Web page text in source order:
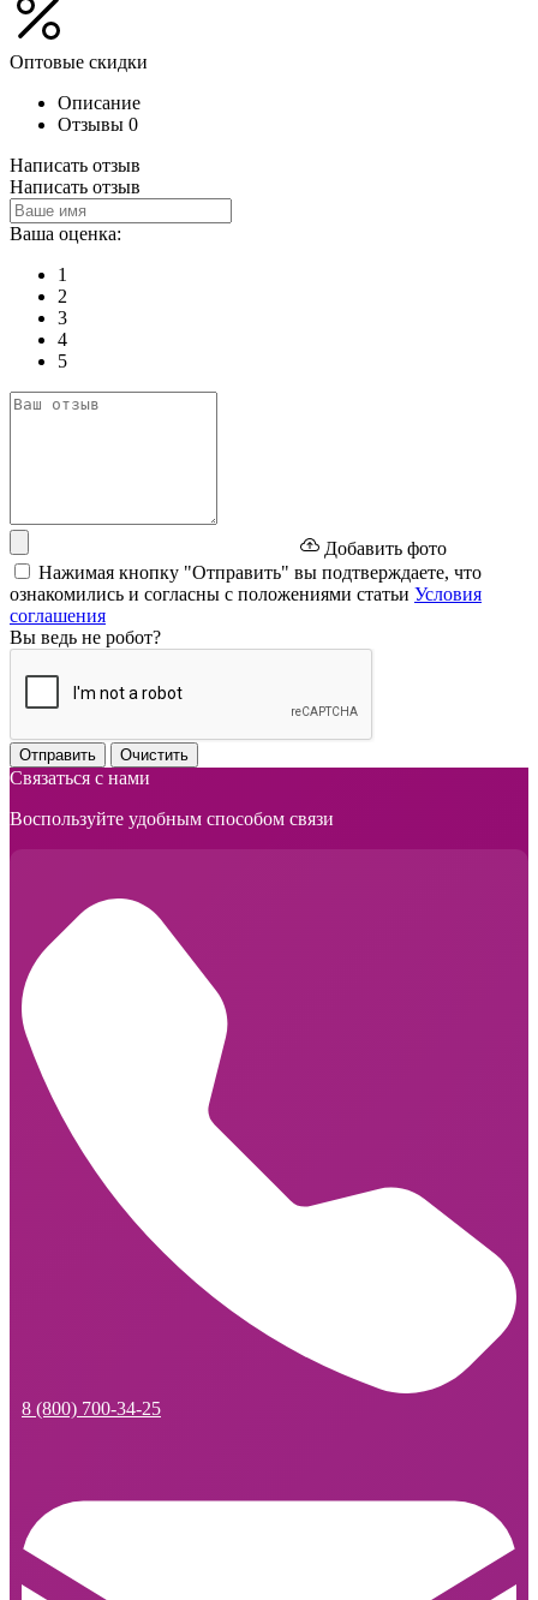
Оптовые скидки
Описание
Отзывы 0
Написать отзыв
Написать отзыв
Ваша оценка:
1
2
3
4
5
Добавить фото
Нажимая кнопку "Отправить" вы подтверждаете, что
ознакомились и согласны с положениями статьи Условия
соглашения
Вы ведь не робот?
Отправить Очистить
Связаться с нами
Воспользуйте удобным способом связи
8 (800) 700-34-25